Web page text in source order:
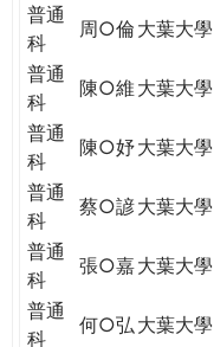
普通
科
周○倫 大葉大學
普通
科
陳○維 大葉大學
普通
科
陳○妤大葉大學
普通
科
蔡○諺大葉大學
普通
科
張○嘉大葉大學
普通
科
何○弘 大葉大學